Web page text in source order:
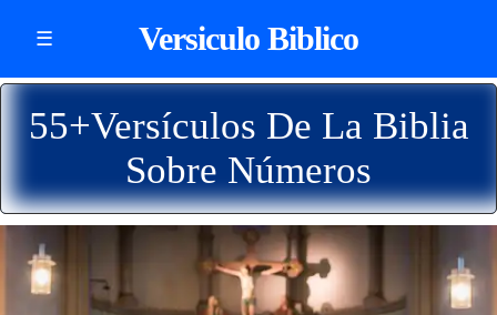
☰ Versiculo Biblico
55+Versículos De La Biblia
Sobre Números